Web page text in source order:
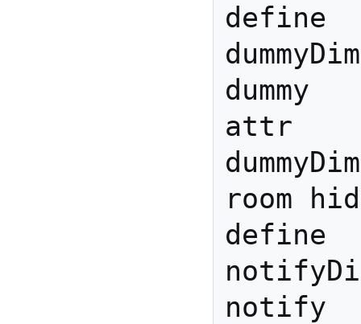
define
dummy
attr
room
define
notify